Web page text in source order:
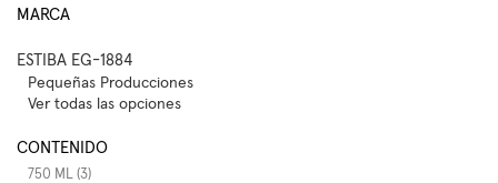
MARCA
ESTIBA EG-1884
Pequeñas Producciones
Ver todas las opciones
CONTENIDO
750 ML (3)